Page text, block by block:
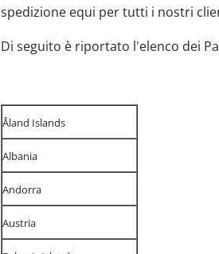
spedizione equi per tutti i nostri
Di seguito è riportato l'elenco dei
Åland Islands
Albania
Andorra
Austria